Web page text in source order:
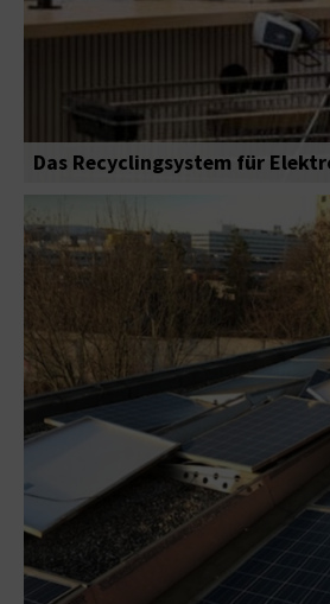
Das Recyclingsystem für